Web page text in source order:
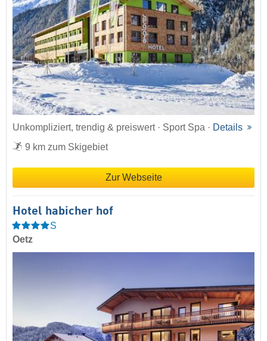
Unkompliziert, trendig & preiswert · Sport Spa · Details
9 km zum Skigebiet
Zur Webseite
Hotel habicher hof
S
Oetz